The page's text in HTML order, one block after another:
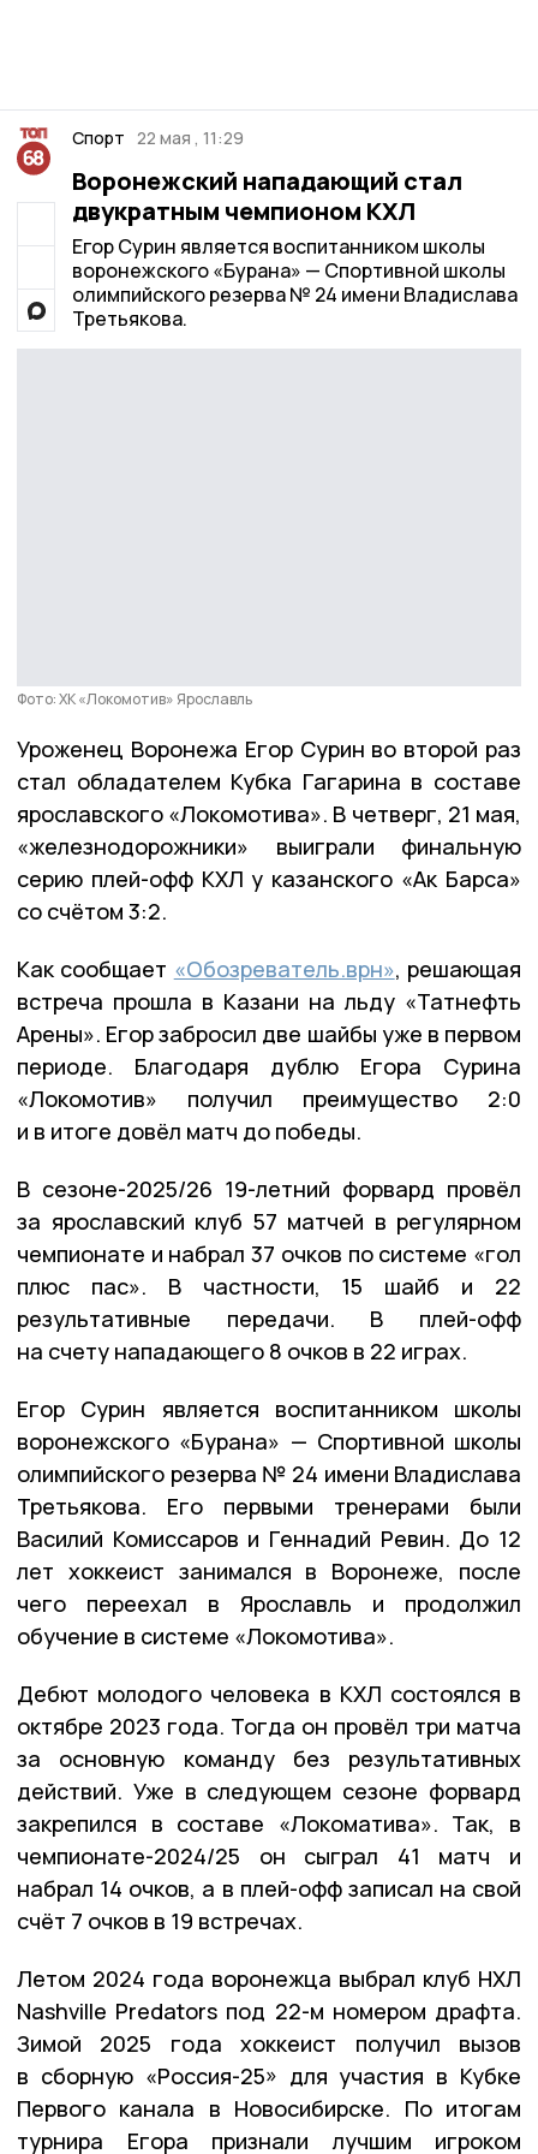
Спорт 22 мая , 11:29
Воронежский нападающий стал
двукратным чемпионом КХЛ
Егор Сурин является воспитанником школы
воронежского «Бурана» — Спортивной школы
олимпийского резерва № 24 имени Владислава
Третьякова.
Фото: ХК «Локомотив» Ярославль
Уроженец Воронежа Егор Сурин во второй раз
стал обладателем Кубка Гагарина в составе
ярославского «Локомотива». В четверг, 21 мая,
«железнодорожники» выиграли финальную
серию плей-офф КХЛ у казанского «Ак Барса»
со счётом 3:2.
Как сообщает «Обозреватель.врн», решающая
встреча прошла в Казани на льду «Татнефть
Арены». Егор забросил две шайбы уже в первом
периоде. Благодаря дублю Егора Сурина
«Локомотив» получил преимущество 2:0
и в итоге довёл матч до победы.
В сезоне-2025/26 19-летний форвард провёл
за ярославский клуб 57 матчей в регулярном
чемпионате и набрал 37 очков по системе «гол
плюс пас». В частности, 15 шайб и 22
результативные передачи. В плей-офф
на счету нападающего 8 очков в 22 играх.
Егор Сурин является воспитанником школы
воронежского «Бурана» — Спортивной школы
олимпийского резерва № 24 имени Владислава
Третьякова. Его первыми тренерами были
Василий Комиссаров и Геннадий Ревин. До 12
лет хоккеист занимался в Воронеже, после
чего переехал в Ярославль и продолжил
обучение в системе «Локомотива».
Дебют молодого человека в КХЛ состоялся в
октябре 2023 года. Тогда он провёл три матча
за основную команду без результативных
действий. Уже в следующем сезоне форвард
закрепился в составе «Локоматива». Так, в
чемпионате-2024/25 он сыграл 41 матч и
набрал 14 очков, а в плей-офф записал на свой
счёт 7 очков в 19 встречах.
Летом 2024 года воронежца выбрал клуб НХЛ
Nashville Predators под 22-м номером драфта.
Зимой 2025 года хоккеист получил вызов
в сборную «Россия-25» для участия в Кубке
Первого канала в Новосибирске. По итогам
турнира Егора признали лучшим игроком